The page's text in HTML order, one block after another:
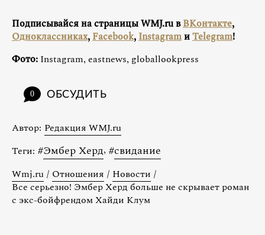
Подписывайся на страницы WMJ.ru вВКонтакте,
Одноклассниках, Facebook, InstagramиTelegram!
Фото: Instagram, eastnews, globallookpress
0 ОБСУДИТЬ
Автор: Редакция WMJ.ru
Теги: #Эмбер Херд, #свидание
Wmj.ru / Отношения / Новости /
Все серьезно! Эмбер Херд больше не скрывает роман
с экс-бойфрендом Хайди Клум